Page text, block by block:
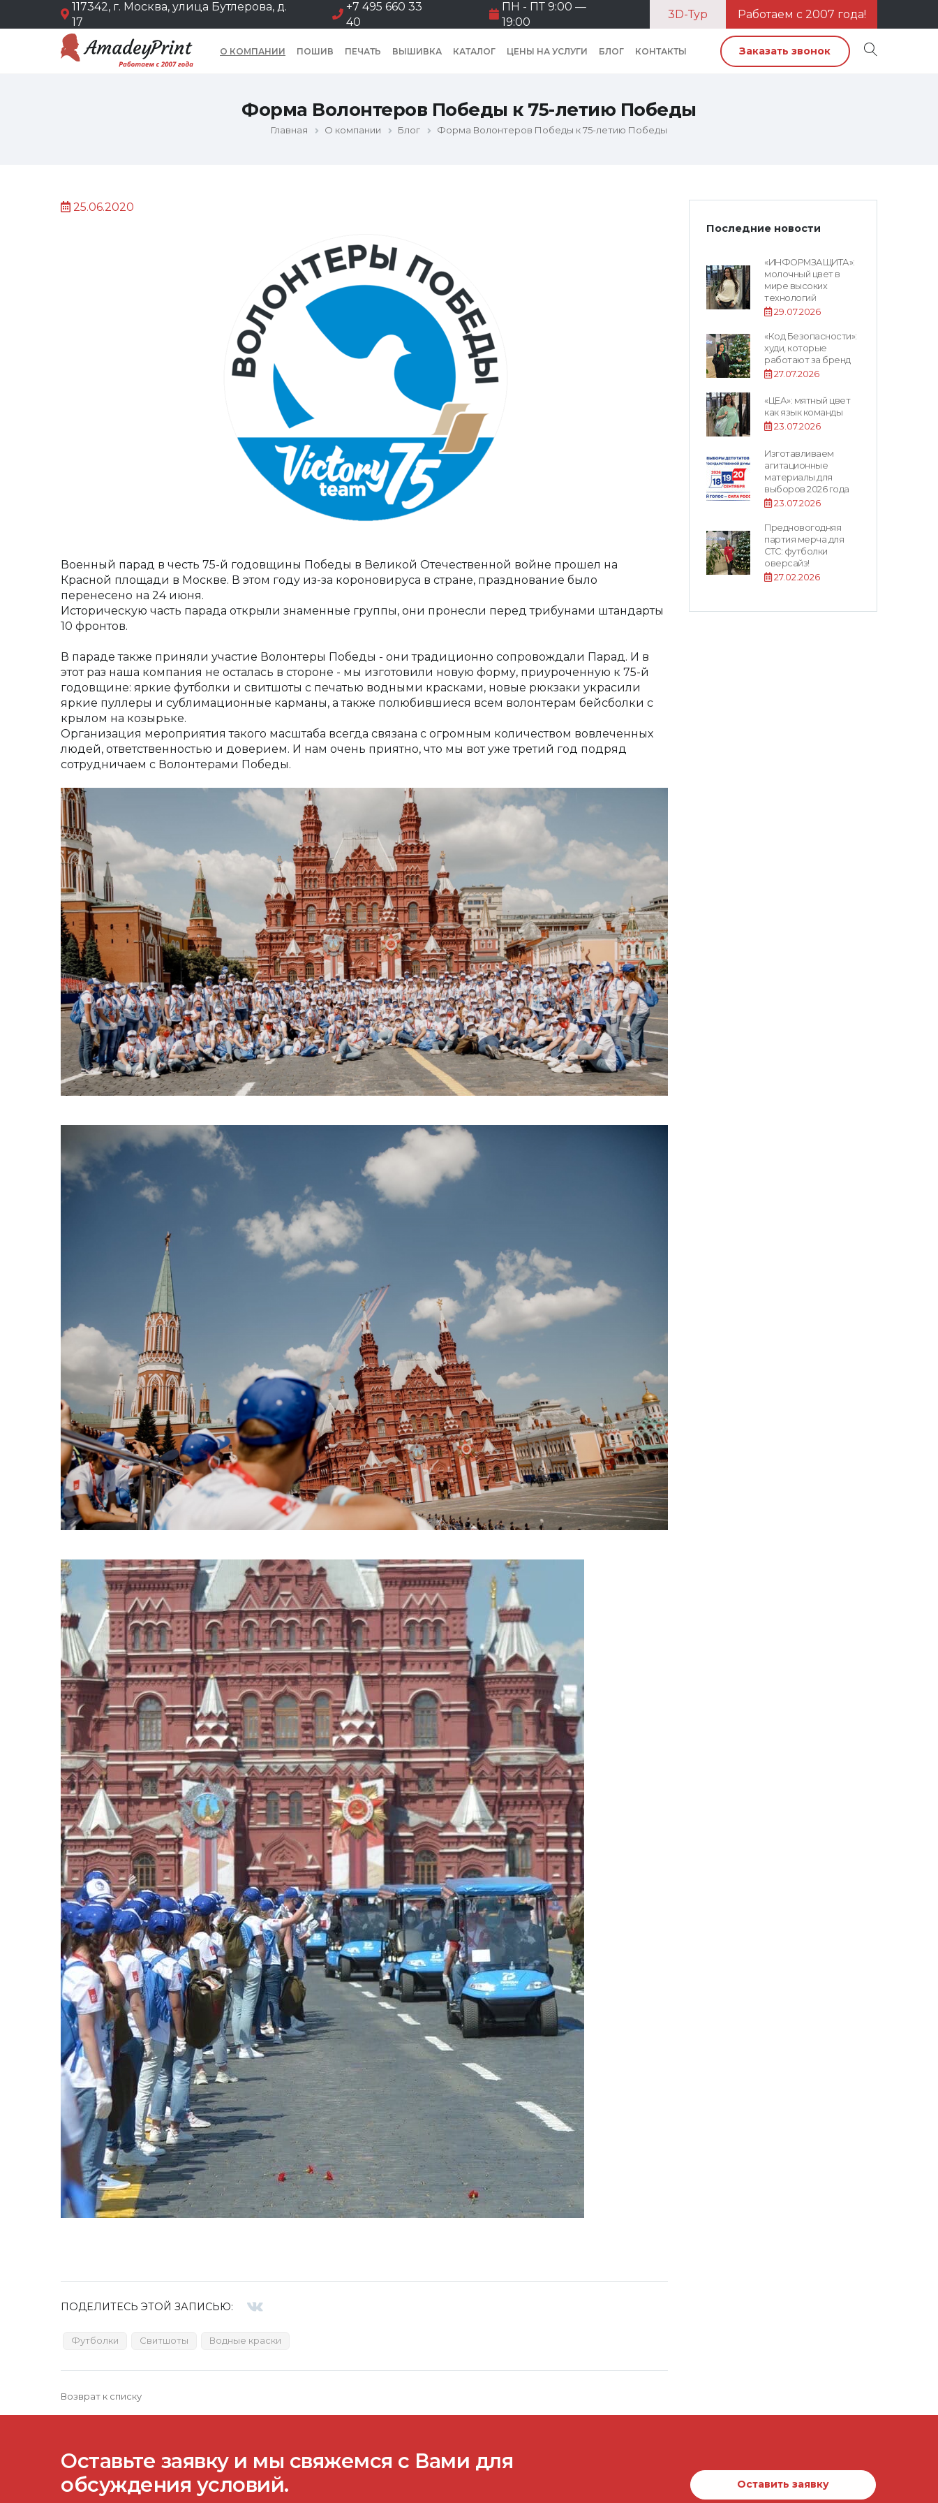
117342, г. Москва, улица Бутлерова, д.
17
+7 495 660 33
40
ПН - ПТ 9:00 —
19:00
3D-Тур Работаем с 2007 года!
О КОМПАНИИ ПОШИВ ПЕЧАТЬ ВЫШИВКА КАТАЛОГ ЦЕНЫ НА УСЛУГИ БЛОГ КОНТАКТЫ Заказать звонок
Форма Волонтеров Победы к 75-летию Победы
Главная О компании Блог Форма Волонтеров Победы к 75-летию Победы
Последние новости
«ИНФОРМЗАЩИТА»:
молочный цвет в
мире высоких
технологий
29.07.2026
«Код Безопасности»:
худи, которые
работают за бренд
27.07.2026
«ЦЕА»: мятный цвет
как язык команды
23.07.2026
Изготавливаем
агитационные
материалы для
выборов 2026 года
23.07.2026
Предновогодняя
партия мерча для
СТС: футболки
оверсайз!
27.02.2026
25.06.2020
Военный парад в честь 75-й годовщины Победы в Великой Отечественной войне прошел на
Красной площади в Москве. В этом году из-за короновируса в стране, празднование было
перенесено на 24 июня.
Историческую часть парада открыли знаменные группы, они пронесли перед трибунами штандарты
10 фронтов.
В параде также приняли участие Волонтеры Победы - они традиционно сопровождали Парад. И в
этот раз наша компания не осталась в стороне - мы изготовили новую форму, приуроченную к 75-й
годовщине: яркие футболки и свитшоты с печатью водными красками, новые рюкзаки украсили
яркие пуллеры и сублимационные карманы, а также полюбившиеся всем волонтерам бейсболки с
крылом на козырьке.
Организация мероприятия такого масштаба всегда связана с огромным количеством вовлеченных
людей, ответственностью и доверием. И нам очень приятно, что мы вот уже третий год подряд
сотрудничаем с Волонтерами Победы.
ПОДЕЛИТЕСЬ ЭТОЙ ЗАПИСЬЮ:
Футболки Свитшоты Водные краски
Возврат к списку
Оставьте заявку и мы свяжемся с Вами для
обсуждения условий.
Оставить заявку